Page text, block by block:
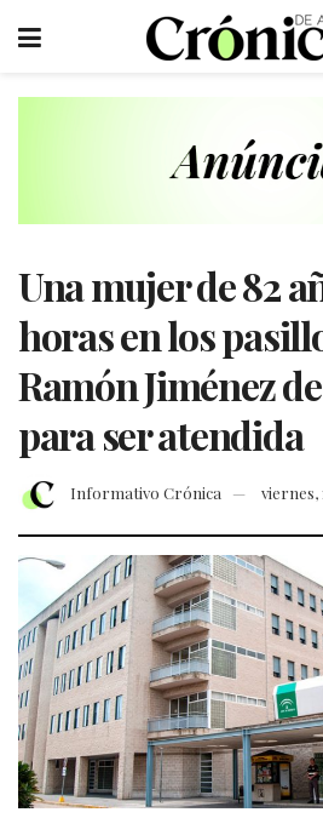
Una mujer de 82
horas en los
Ramón Jiménez
para ser atendida
Informativo Crónica viernes,